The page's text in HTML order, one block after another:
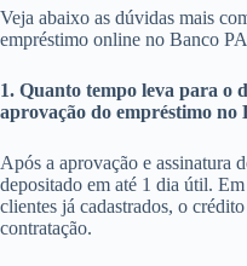
Veja abaixo as dúvidas mais
empréstimo online no Banco
1. Quanto tempo leva para o
aprovação do empréstimo no
Após a aprovação e assinatura
depositado em até 1 dia útil.
clientes já cadastrados, o
contratação.